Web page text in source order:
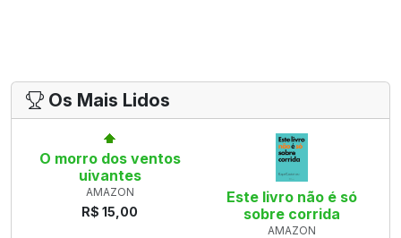
Os Mais Lidos
O morro dos ventos
uivantes
AMAZON
R$ 15,00
Este livro não é só
sobre corrida
AMAZON